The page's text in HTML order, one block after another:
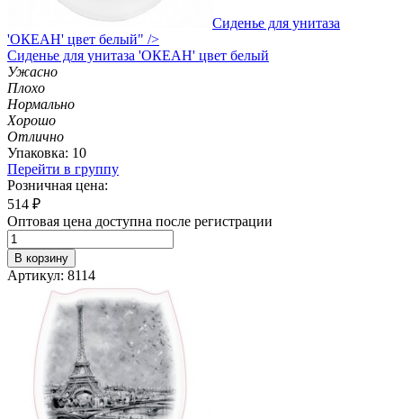
Сиденье для унитаза
'ОКЕАН' цвет белый" />
Сиденье для унитаза 'ОКЕАН' цвет белый
Ужасно
Плохо
Нормально
Хорошо
Отлично
Упаковка: 10
Перейти в группу
Розничная цена:
514 ₽
Оптовая цена доступна после регистрации
В корзину
Артикул: 8114